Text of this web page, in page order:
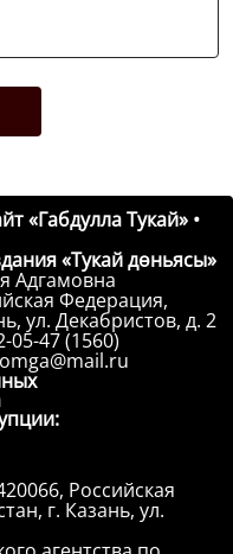
«Габдулла Тукай» •
«Тукай дөньясы»
Адгамовна
Федерация,
ул. Декабристов, д. 2
05-47 (1560)
Российская
г. Казань, ул.